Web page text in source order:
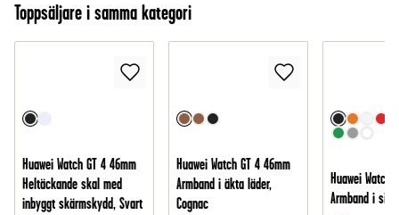
Toppsäljare i samma kategori
Huawei Watch GT 4 46mm
Heltäckande skal med
inbyggt skärmskydd, Svart
Huawei Watch GT 4 46mm
Armband i äkta läder,
Cognac
Huawei Watch
Armband i